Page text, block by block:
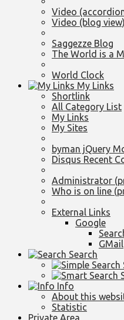
Video
Video (blog view)
Saggezze Blog
The World is a
World Clock
My Links
Shortlink
All Category List
My Links
My Sites
byman jQuery
Disqus Recent
Administrator
Who is on line
External Links
Google
GMail
Search
Info
About this
Statistic
Private Area